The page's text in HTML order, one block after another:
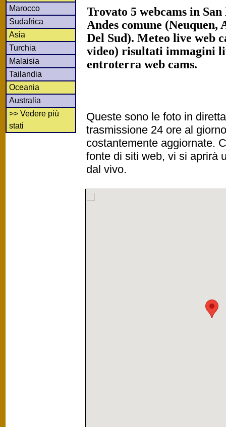
Marocco
Sudafrica
Asia
Turchia
Malaisia
Tailandia
Oceania
Australia
>> Vedere più
stati
Trovato 5 webcams in
Andes comune
Del Sud). Meteo live web
video) risultati immagini
entroterra web cams.
Queste sono le foto in
trasmissione 24 ore al
costantemente aggiornate.
fonte di siti web, vi si aprirà
dal vivo.